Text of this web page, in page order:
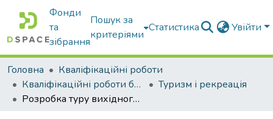
Фонди
та
зібрання
Пошук за
критеріями
Статистика Увійти
Головна
Кваліфікаційні роботи
Кваліфікаційні роботи бакалаврів
Туризм і рекреація
Розробка туру вихідного дня в одному з туристичних регіонів України